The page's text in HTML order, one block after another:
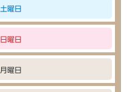
土曜日
日曜日
月曜日